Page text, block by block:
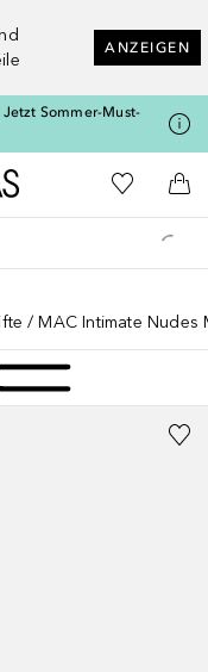
ANZEIGEN
Sommer-Must-
Zur Douglas Startseite
Zu Meiner
MAC Intimate Nudes